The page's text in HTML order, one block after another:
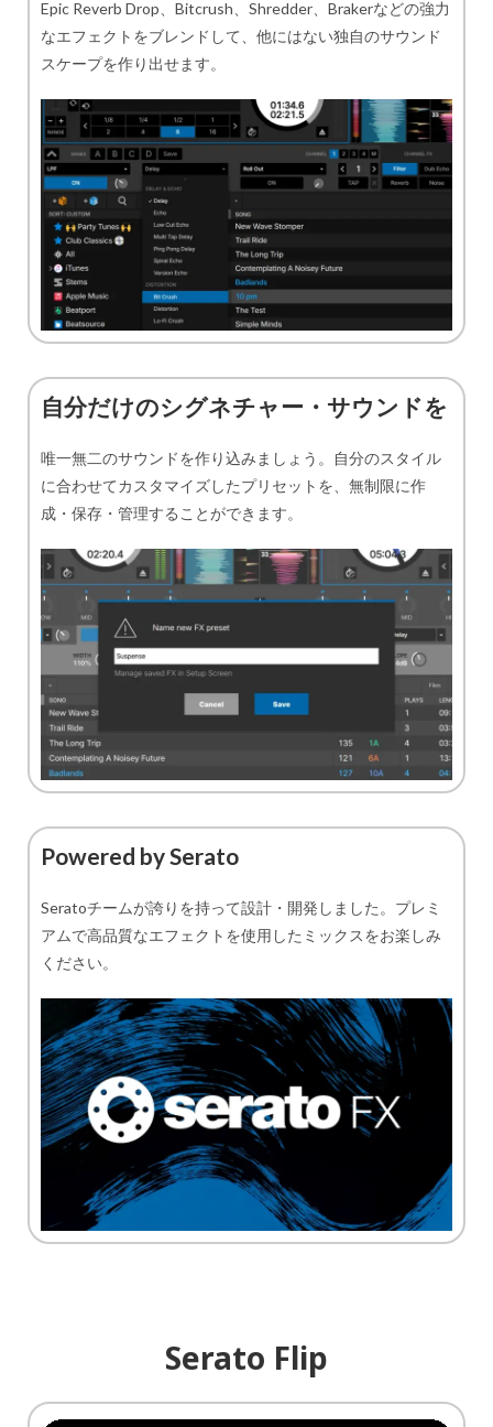
Epic Reverb Drop、Bitcrush、Shredder、Brakerなどの強力
なエフェクトをブレンドして、他にはない独自のサウンド
スケープを作り出せます。
自分だけのシグネチャー・サウンドを
唯一無二のサウンドを作り込みましょう。自分のスタイル
に合わせてカスタマイズしたプリセットを、無制限に作
成・保存・管理することができます。
Powered by Serato
Seratoチームが誇りを持って設計・開発しました。プレミ
アムで高品質なエフェクトを使用したミックスをお楽しみ
ください。
Serato Flip